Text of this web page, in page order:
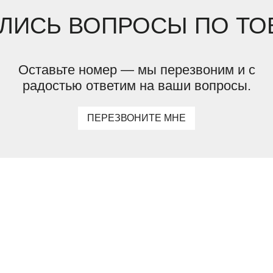
ВОПРОСЫ ПО
Оставьте номер — мы перезвоним и с
радостью ответим на ваши вопросы.
ПЕРЕЗВОНИТЕ МНЕ